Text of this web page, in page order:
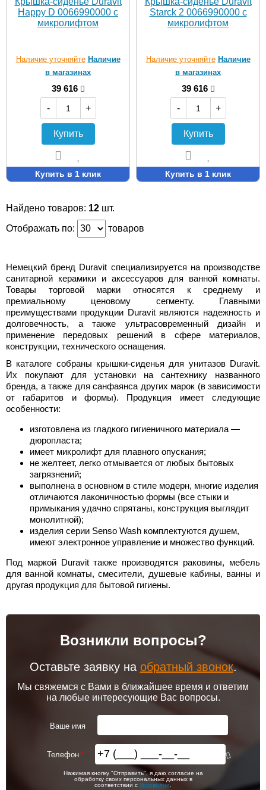
Happy D 0066990000 с
микролифтом
Наличие уточняйте Наличие
в магазинах
39 616
-
+
Купить
Купить в 1 клик
Starck 2 0066990000 с
микролифтом
Наличие уточняйте Наличие
в магазинах
39 616
-
+
Купить
Купить в 1 клик
Найдено товаров: 12 шт.
Отображать по:
товаров
Немецкий бренд Duravit специализируется на производстве
санитарной керамики и аксессуаров для ванной комнаты.
Товары торговой марки относятся к среднему и
премиальному ценовому сегменту. Главными
преимуществами продукции Duravit являются надежность и
долговечность, а также ультрасовременный дизайн и
применение передовых решений в сфере материалов,
конструкции, технического оснащения.
В каталоге собраны крышки-сиденья для унитазов Duravit.
Их покупают для установки на сантехнику названного
бренда, а также для санфаянса других марок (в зависимости
от габаритов и формы). Продукция имеет следующие
особенности:
изготовлена из гладкого гигиеничного материала —
дюропласта;
имеет микролифт для плавного опускания;
не желтеет, легко отмывается от любых бытовых
загрязнений;
выполнена в основном в стиле модерн, многие изделия
отличаются лаконичностью формы (все стыки и
примыкания удачно спрятаны, конструкция выглядит
монолитной);
изделия серии Senso Wash комплектуются душем,
имеют электронное управление и множество функций.
Под маркой Duravit также производятся раковины, мебель
для ванной комнаты, смесители, душевые кабины, ванны и
другая продукция для бытовой гигиены.
Возникли вопросы?
Оставьте заявку на обратный звонок.
Мы свяжемся с Вами в ближайшее время и ответим
на любые интересующие Вас вопросы.
Ваше имя
Телефон
Нажимая кнопку "Отправить", я даю согласие на
обработку своих персональных данных в
соответствии с Условиями